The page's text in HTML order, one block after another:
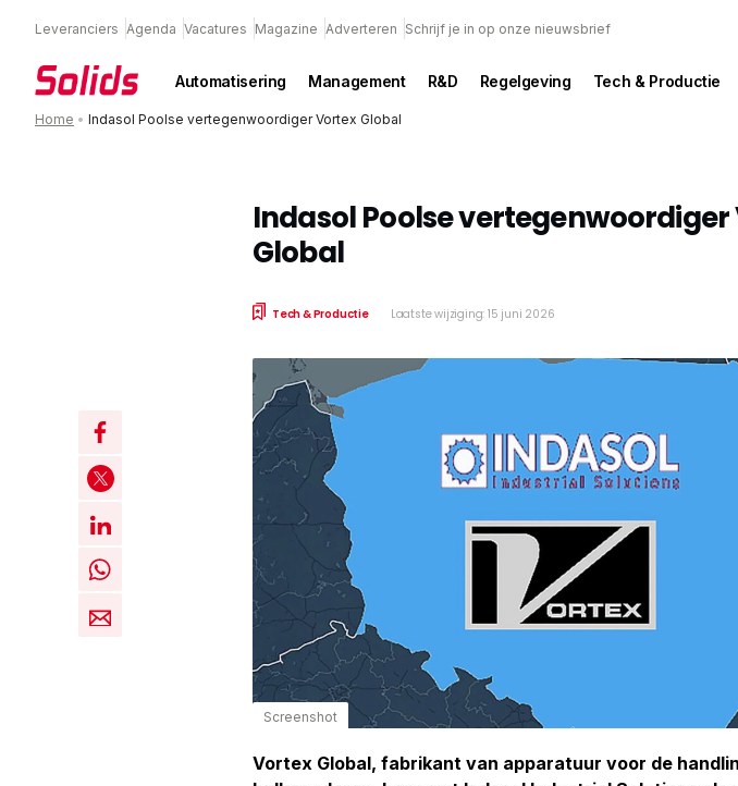
Leveranciers Agenda Vacatures Magazine Adverteren Schrijf je in op onze nieuwsbrief
Automatisering Management R&D Regelgeving Tech & Productie
Home • Indasol Poolse vertegenwoordiger Vortex Global
Indasol Poolse vertegenwoordiger
Global
Tech & Productie Laatste wijziging: 15 juni 2026
Screenshot
Vortex Global, fabrikant van apparatuur voor de